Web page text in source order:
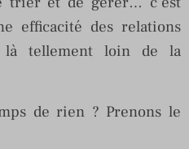
efficacité des relations
tellement loin de la
de rien ? Prenons le